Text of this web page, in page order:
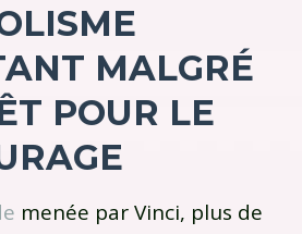
MALGRÉ
POUR LE
menée par Vinci, plus de